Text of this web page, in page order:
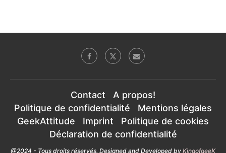
Contact
A propos!
Politique de confidentialité
Mentions légales
GeekAttitude
Imprint
Politique de cookies
Déclaration de confidentialité
@2024 - Tous droits réservés. Designed and Developed by KingofgeeK